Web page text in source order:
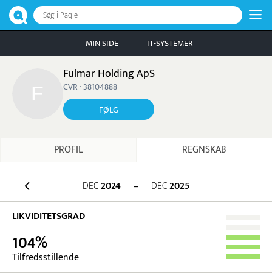
Søg i Paqle
MIN SIDE IT-SYSTEMER
Fulmar Holding ApS
CVR · 38104888
FØLG
PROFIL REGNSKAB
DEC2024 – DEC2025
LIKVIDITETSGRAD
104%
Tilfredsstillende